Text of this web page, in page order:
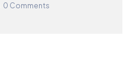
0 Comments